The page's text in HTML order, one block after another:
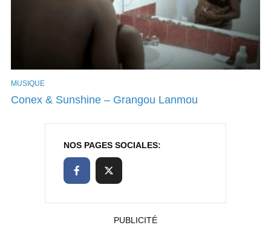
MUSIQUE
Conex & Sunshine – Grangou Lanmou
NOS PAGES SOCIALES:
PUBLICITÉ